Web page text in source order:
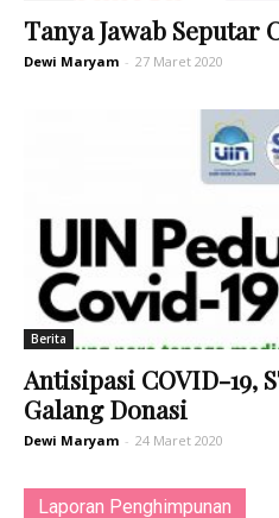
Tanya Jawab Seputar
Dewi Maryam - 27 Maret 2020
Berita
Antisipasi COVID-19,
Galang Donasi
Dewi Maryam - 24 Maret 2020
Laporan Penghimpunan